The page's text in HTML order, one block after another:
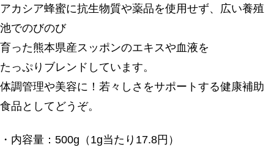
アカシア蜂蜜に抗生物質や薬品を使用せず、広い養殖
池でのびのび
育った熊本県産スッポンのエキスや血液を
たっぷりブレンドしています。
体調管理や美容に！若々しさをサポートする健康補助
食品としてどうぞ。
・内容量：500g（1g当たり17.8円）